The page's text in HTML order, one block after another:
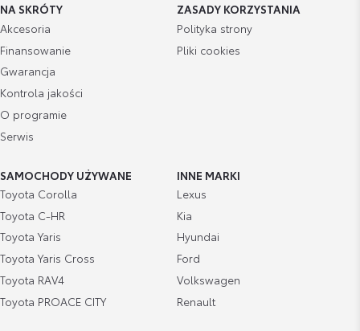
NA SKRÓTY
Akcesoria
Finansowanie
Gwarancja
Kontrola jakości
O programie
Serwis
ZASADY KORZYSTANIA
Polityka strony
Pliki cookies
SAMOCHODY UŻYWANE
Toyota Corolla
Toyota C-HR
Toyota Yaris
Toyota Yaris Cross
Toyota RAV4
Toyota PROACE CITY
INNE MARKI
Lexus
Kia
Hyundai
Ford
Volkswagen
Renault